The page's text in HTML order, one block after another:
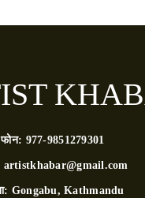
फोन: 977-9851279301
artistkhabar@gmail.com
Gongabu, Kathmandu